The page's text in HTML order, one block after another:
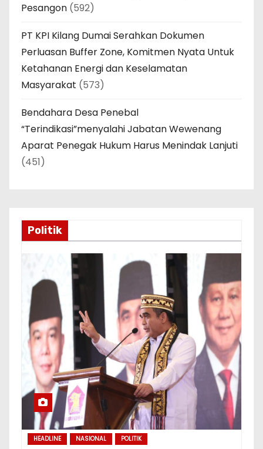
Pesangon (592)
PT KPI Kilang Dumai Serahkan Dokumen
Perluasan Buffer Zone, Komitmen Nyata Untuk
Ketahanan Energi dan Keselamatan
Masyarakat (573)
Bendahara Desa Penebal
“Terindikasi”menyalahi Jabatan Wewenang
Aparat Penegak Hukum Harus Menindak Lanjuti
(451)
Politik
HEADLINE NASIONAL POLITIK